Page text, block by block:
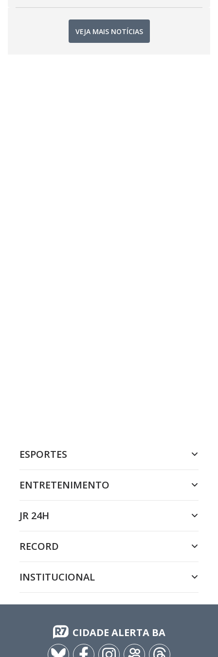
VEJA MAIS NOTÍCIAS
ESPORTES
ENTRETENIMENTO
JR 24H
RECORD
INSTITUCIONAL
CIDADE ALERTA BA